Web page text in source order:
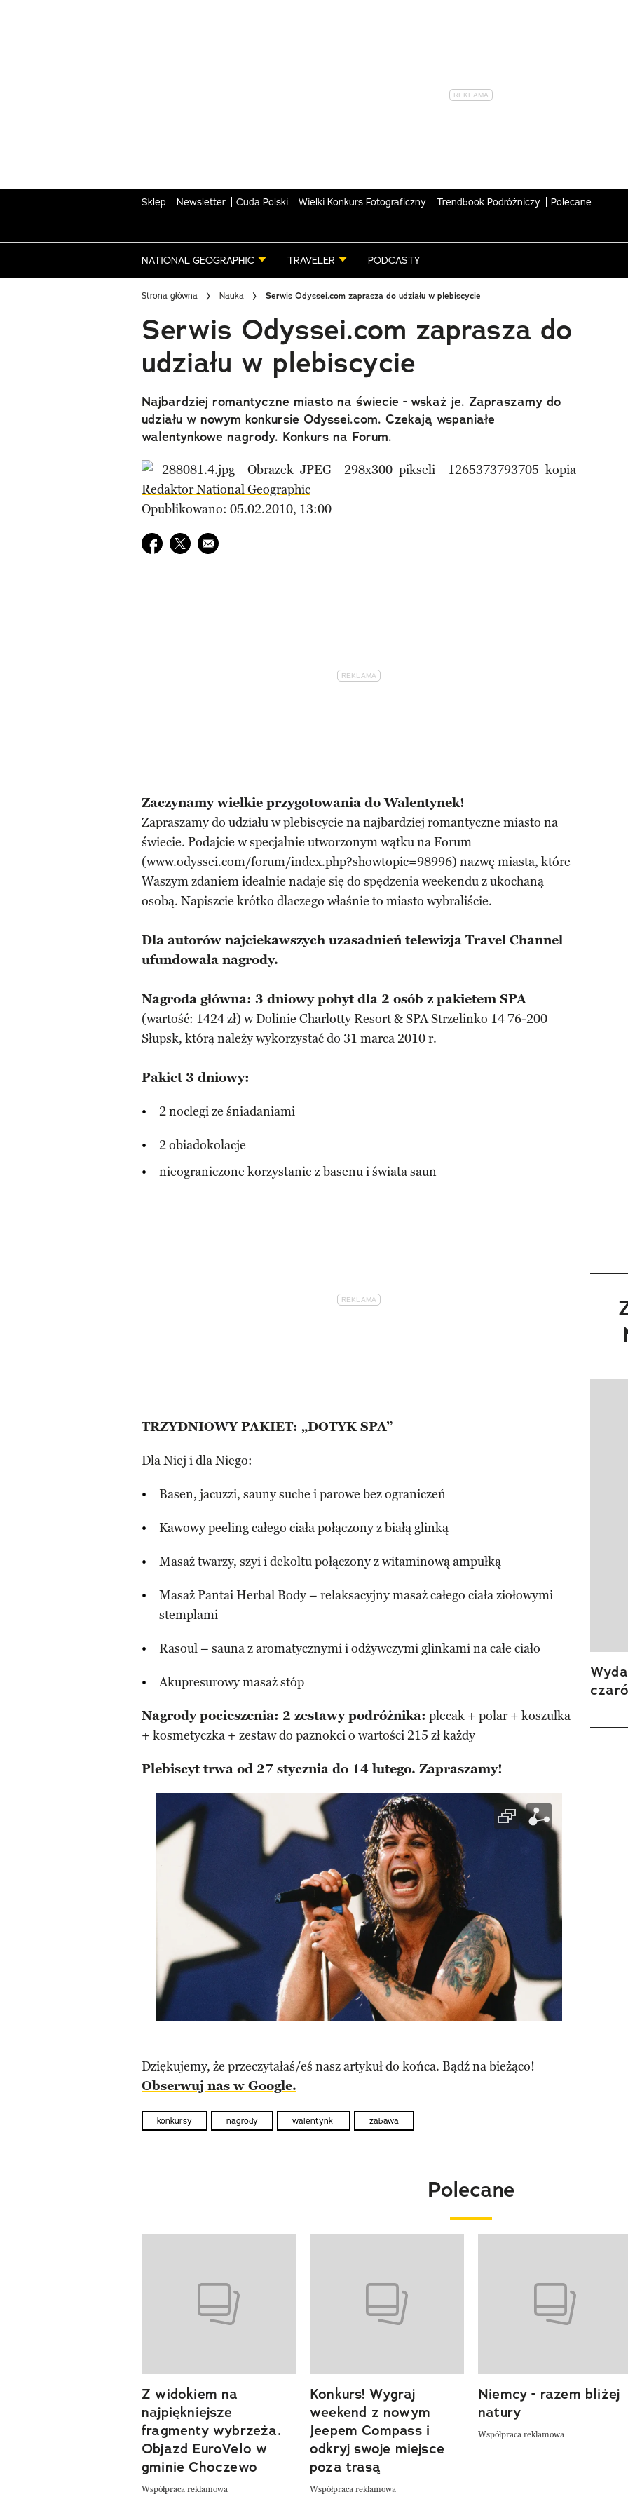
Sklep Newsletter Cuda Polski Wielki Konkurs Fotograficzny Trendbook Podróżniczy Polecane
NATIONAL GEOGRAPHIC TRAVELER PODCASTY
Strona główna Nauka Serwis Odyssei.com zaprasza do udziału w plebiscycie
Serwis Odyssei.com zaprasza do
udziału w plebiscycie
Najbardziej romantyczne miasto na świecie - wskaż je. Zapraszamy do
udziału w nowym konkursie Odyssei.com. Czekają wspaniałe
walentynkowe nagrody. Konkurs na Forum.
Redaktor National Geographic
Opublikowano: 05.02.2010, 13:00
Udostępnij na facebook
Udostępnij na twitter
E-mail do przyjaciela
Zaczynamy wielkie przygotowania do Walentynek!
Zapraszamy do udziału w plebiscycie na najbardziej romantyczne miasto na
świecie. Podajcie w specjalnie utworzonym wątku na Forum
(www.odyssei.com/forum/index.php?showtopic=98996) nazwę miasta, które
Waszym zdaniem idealnie nadaje się do spędzenia weekendu z ukochaną
osobą. Napiszcie krótko dlaczego właśnie to miasto wybraliście.
Dla autorów najciekawszych uzasadnień telewizja Travel Channel
ufundowała nagrody.
Nagroda główna: 3 dniowy pobyt dla 2 osób z pakietem SPA
(wartość: 1424 zł) w Dolinie Charlotty Resort & SPA Strzelinko 14 76-200
Słupsk, którą należy wykorzystać do 31 marca 2010 r.
Pakiet 3 dniowy:
2 noclegi ze śniadaniami
2 obiadokolacje
nieograniczone korzystanie z basenu i świata saun
TRZYDNIOWY PAKIET: „DOTYK SPA”
Dla Niej i dla Niego:
Basen, jacuzzi, sauny suche i parowe bez ograniczeń
Kawowy peeling całego ciała połączony z białą glinką
Masaż twarzy, szyi i dekoltu połączony z witaminową ampułką
Masaż Pantai Herbal Body – relaksacyjny masaż całego ciała ziołowymi
stemplami
Rasoul – sauna z aromatycznymi i odżywczymi glinkami na całe ciało
Akupresurowy masaż stóp
Nagrody pocieszenia: 2 zestawy podróżnika: plecak + polar + koszulka
+ kosmetyczka + zestaw do paznokci o wartości 215 zł każdy
Plebiscyt trwa od 27 stycznia do 14 lutego. Zapraszamy!
Dziękujemy, że przeczytałaś/eś nasz artykuł do końca. Bądź na bieżąco!
Obserwuj nas w Google.
konkursy nagrody walentynki zabawa
Polecane
previous element
Z widokiem na
najpiękniejsze
fragmenty wybrzeża.
Objazd EuroVelo w
gminie Choczewo
Współpraca reklamowa
Konkurs! Wygraj
weekend z nowym
Jeepem Compass i
odkryj swoje miejsce
poza trasą
Współpraca reklamowa
Niemcy - razem bliżej
natury
Współpraca reklamowa